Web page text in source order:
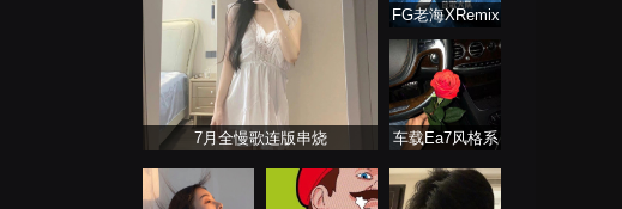
7月全慢歌连版串烧
FG老海XRemix
经典语录开场
车载Ea7风格系